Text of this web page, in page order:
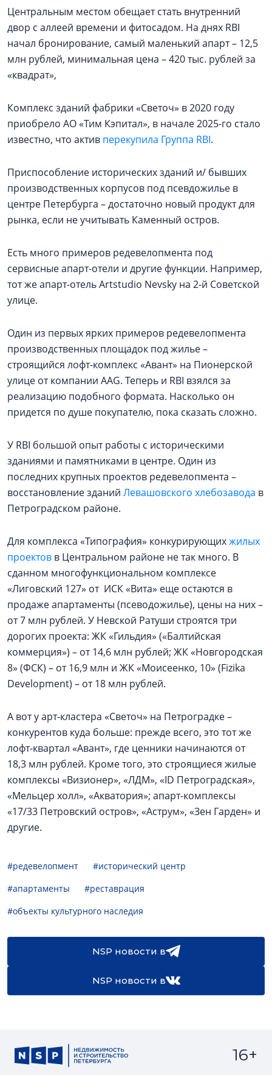
Центральным местом обещает стать внутренний
двор с аллеей времени и фитосадом. На днях RBI
начал бронирование, самый маленький апарт – 12,5
млн рублей, минимальная цена – 420 тыс. рублей за
«квадрат»,
Комплекс зданий фабрики «Светоч» в 2020 году
приобрело АО «Тим Кэпитал», в начале 2025-го стало
известно, что актив перекупила Группа RBI.
Приспособление исторических зданий и/ бывших
производственных корпусов под псевдожилье в
центре Петербурга – достаточно новый продукт для
рынка, если не учитывать Каменный остров.
Есть много примеров редевелопмента под
сервисные апарт-отели и другие функции. Например,
тот же апарт-отель Artstudio Nevsky на 2-й Советской
улице.
Один из первых ярких примеров редевелопмента
производственных площадок под жилье –
строящийся лофт-комплекс «Авант» на Пионерской
улице от компании AAG. Теперь и RBI взялся за
реализацию подобного формата. Насколько он
придется по душе покупателю, пока сказать сложно.
У RBI большой опыт работы с историческими
зданиями и памятниками в центре. Один из
последних крупных проектов редевелопмента –
восстановление зданий Левашовского хлебозавода в
Петроградском районе.
Для комплекса «Типография» конкурирующихжилых
проектов в Центральном районе не так много. В
сданном многофункциональном комплексе
«Лиговский 127» от ИСК «Вита» еще остаются в
продаже апартаменты (псеводожилье), цены на них –
от 7 млн рублей. У Невской Ратуши строятся три
дорогих проекта: ЖК «Гильдия» («Балтийская
коммерция») – от 14,6 млн рублей; ЖК «Новгородская
8» (ФСК) – от 16,9 млн и ЖК «Моисеенко, 10» (Fizika
Development) – от 18 млн рублей.
А вот у арт-кластера «Светоч» на Петроградке –
конкурентов куда больше: прежде всего, это тот же
лофт-квартал «Авант», где ценники начинаются от
18,3 млн рублей. Кроме того, это строящиеся жилые
комплексы «Визионер», «ЛДМ», «ID Петроградская»,
«Мельцер холл», «Акватория»; апарт-комплексы
«17/33 Петровский остров», «Аструм», «Зен Гарден» и
другие.
#редевелопмент
#исторический центр
#апартаменты
#реставрация
#объекты культурного наследия
NSP новости в
NSP новости в
16+